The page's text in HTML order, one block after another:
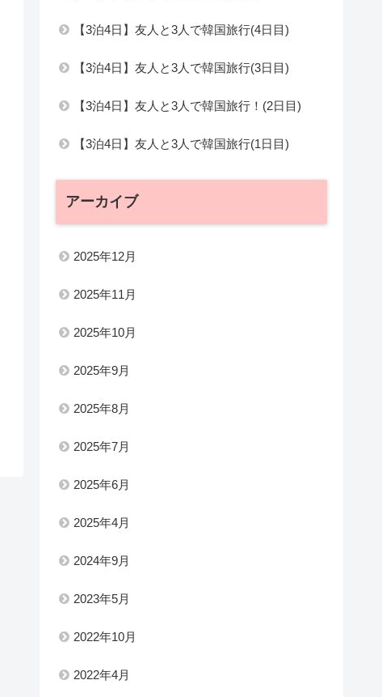
【3泊4日】友人と3人で韓国旅行(4日目)
【3泊4日】友人と3人で韓国旅行(3日目)
【3泊4日】友人と3人で韓国旅行！(2日目)
【3泊4日】友人と3人で韓国旅行(1日目)
アーカイブ
2025年12月
2025年11月
2025年10月
2025年9月
2025年8月
2025年7月
2025年6月
2025年4月
2024年9月
2023年5月
2022年10月
2022年4月